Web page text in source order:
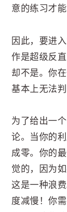
意的练习才能
因此，要进
作是超级反
却不是。你
基本上无法
为了给出一
论。当你的
成零。你的
觉的，因为
这是一种浪
度减慢！你